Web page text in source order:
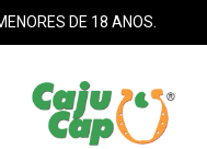
DE 18 ANOS.